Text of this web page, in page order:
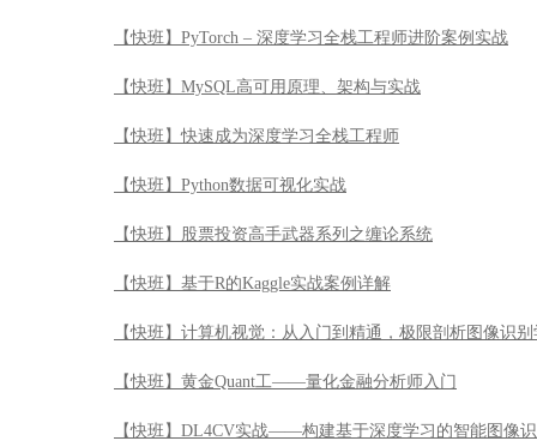
【快班】PyTorch – 深度学习全栈工程师进阶案例实战
【快班】MySQL高可用原理、架构与实战
【快班】快速成为深度学习全栈工程师
【快班】Python数据可视化实战
【快班】股票投资高手武器系列之缠论系统
【快班】基于R的Kaggle实战案例详解
【快班】计算机视觉：从入门到精通，极限剖析图像识
【快班】黄金Quant工——量化金融分析师入门
【快班】DL4CV实战——构建基于深度学习的智能图像